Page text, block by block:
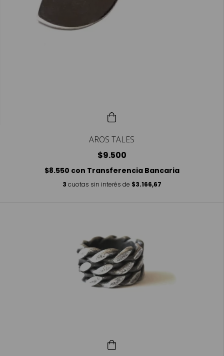
AROS TALES
$9.500
$8.550 con Transferencia Bancaria
3 cuotas sin interés de $3.166,67